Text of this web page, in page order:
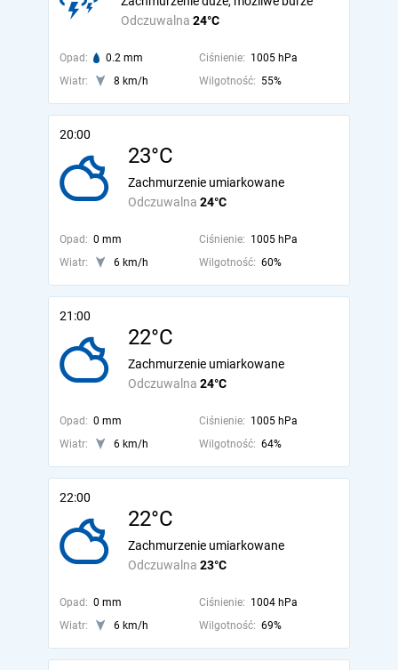
Odczuwalna 24°C
Opad: 0.2 mm Ciśnienie: 1005 hPa
Wiatr:
8 km/h Wilgotność: 55%
20:00
23°C
Odczuwalna 24°C
Zachmurzenie umiarkowane
Opad: 0 mm Ciśnienie: 1005 hPa
Wiatr:
6 km/h Wilgotność: 60%
21:00
22°C
Odczuwalna 24°C
Zachmurzenie umiarkowane
Opad: 0 mm Ciśnienie: 1005 hPa
Wiatr:
6 km/h Wilgotność: 64%
22:00
22°C
Odczuwalna 23°C
Zachmurzenie umiarkowane
Opad: 0 mm Ciśnienie: 1004 hPa
Wiatr:
6 km/h Wilgotność: 69%